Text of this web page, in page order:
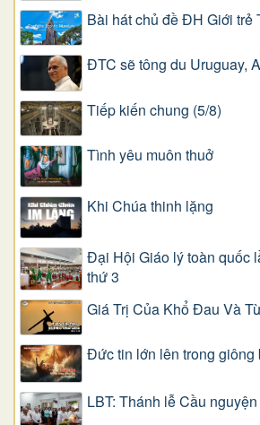
Bài hát chủ đề ĐH Giới trẻ
ĐTC sẽ tông du Uruguay,
Tiếp kiến chung (5/8)
Tình yêu muôn thuở
Khi Chúa thinh lặng
Đại Hội Giáo lý toàn quốc
thứ 3
Giá Trị Của Khổ Ðau Và
Đức tin lớn lên trong giông
LBT: Thánh lễ Cầu